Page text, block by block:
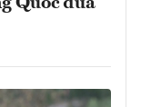
Quốc đưa